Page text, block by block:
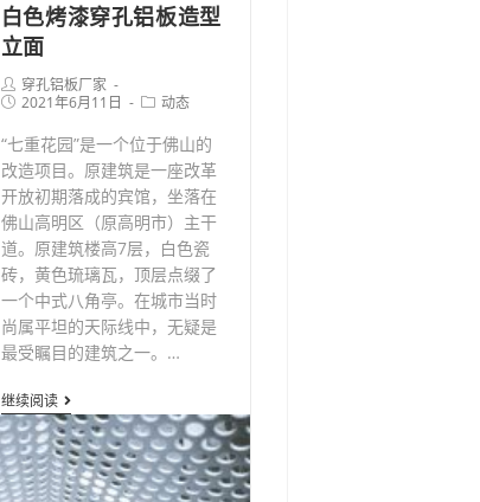
白色烤漆穿孔铝板造型
立面
Post
author:
穿孔铝板厂家
Post2021年6月11日
Post动态
“七重花园”是一个位于佛山的
改造项目。原建筑是一座改革
开放初期落成的宾馆，坐落在
佛山高明区（原高明市）主干
道。原建筑楼高7层，白色瓷
砖，黄色琉璃瓦，顶层点缀了
一个中式八角亭。在城市当时
尚属平坦的天际线中，无疑是
最受瞩目的建筑之一。…
继续阅读 白
色
烤
漆